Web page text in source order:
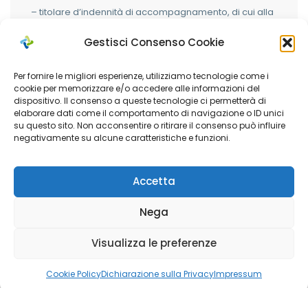
Gestisci Consenso Cookie
Per fornire le migliori esperienze, utilizziamo tecnologie come i
cookie per memorizzare e/o accedere alle informazioni del
dispositivo. Il consenso a queste tecnologie ci permetterà di
elaborare dati come il comportamento di navigazione o ID unici
su questo sito. Non acconsentire o ritirare il consenso può influire
negativamente su alcune caratteristiche e funzioni.
Accetta
Nega
Visualizza le preferenze
Cookie PolicyDichiarazione sulla PrivacyImpressum
– titolare d’indennità di accompagnamento, di cui alla
cui alla L. 508/1988 oppure definita non autosufficiente
riconosciuta la rispettiva indennità;
– necessita di un’assistenza continua, permanente e
molto intensa, sia nella sfera personale sia in quella
relazionale, accertata ai sensi dell’art. 3, comma 3,
della legge n. 104/1992;
disabilità a seguito della valutazione di base ai sensi
Condizione economica